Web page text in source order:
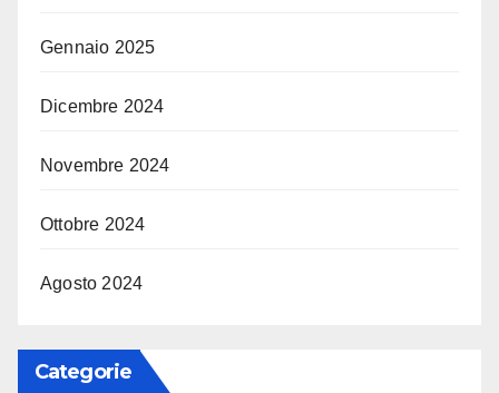
Gennaio 2025
Dicembre 2024
Novembre 2024
Ottobre 2024
Agosto 2024
Categorie